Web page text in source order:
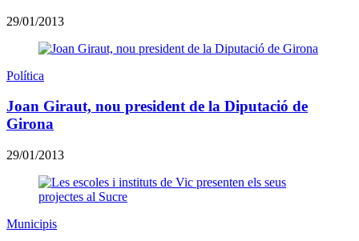
29/01/2013
Política
Joan Giraut, nou president de la Diputació de
Girona
29/01/2013
Municipis